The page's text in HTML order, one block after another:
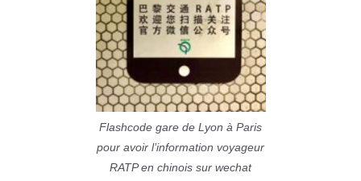
Flashcode gare de Lyon à Paris
pour avoir l’information voyageur
RATP en chinois sur wechat